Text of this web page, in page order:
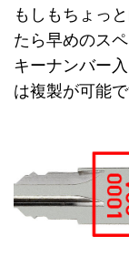
もしもちょっ
たら早めのス
キーナンバー
は複製が可能で